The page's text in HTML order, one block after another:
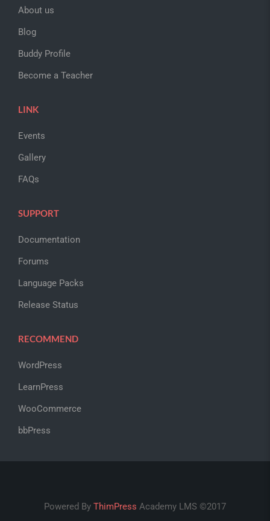
About us
Blog
Buddy Profile
Become a Teacher
LINK
Events
Gallery
FAQs
SUPPORT
Documentation
Forums
Language Packs
Release Status
RECOMMEND
WordPress
LearnPress
WooCommerce
bbPress
Powered By ThimPress Academy LMS ©2017